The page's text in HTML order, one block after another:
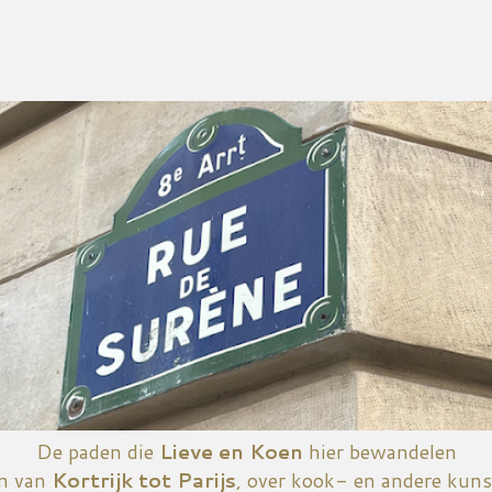
De paden die Lieve en Koen hier bewandelen
van Kortrijk tot Parijs, over kook- en andere